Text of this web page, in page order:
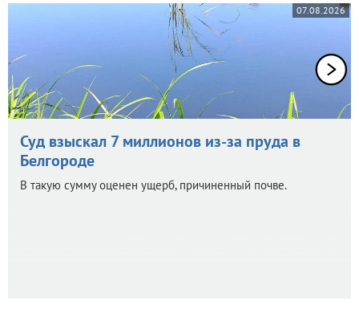
07.08.2026
Суд взыскал 7 миллионов из-за пруда в
Белгороде
В такую сумму оценен ущерб, причиненный почве.